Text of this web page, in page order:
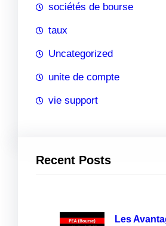
sociétés de bourse
taux
Uncategorized
unite de compte
vie support
Recent Posts
Les